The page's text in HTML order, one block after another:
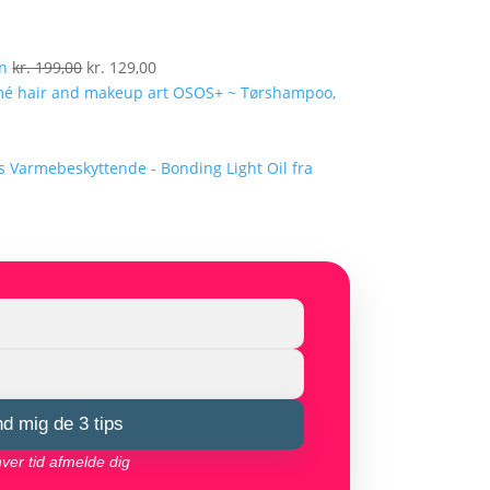
kr.199,00 Den
oprindelige
kr. 199,00.
kr. 129,00Den
aktuelle
kr. 129,00.
OSOS+ ~ Tørshampoo,
Varmebeskyttende - Bonding Light Oil fra
mig de 3 tips
tid afmelde dig